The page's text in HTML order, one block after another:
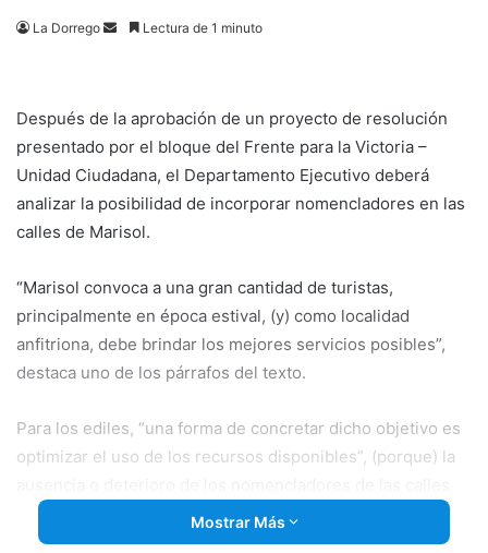
La Dorrego
SendLectura de 1 minuto
Después de la aprobación de un proyecto de resolución
presentado por el bloque del Frente para la Victoria –
Unidad Ciudadana, el Departamento Ejecutivo deberá
analizar la posibilidad de incorporar nomencladores en las
calles de Marisol.
“Marisol convoca a una gran cantidad de turistas,
principalmente en época estival, (y) como localidad
anfitriona, debe brindar los mejores servicios posibles”,
destaca uno de los párrafos del texto.
Para los ediles, “una forma de concretar dicho objetivo es
optimizar el uso de los recursos disponibles”, (porque) la
no sólo dificultan la orientación de los turistas, sino que
también le agregar al entorno imagen de desprolijidad o
Mostrar Más